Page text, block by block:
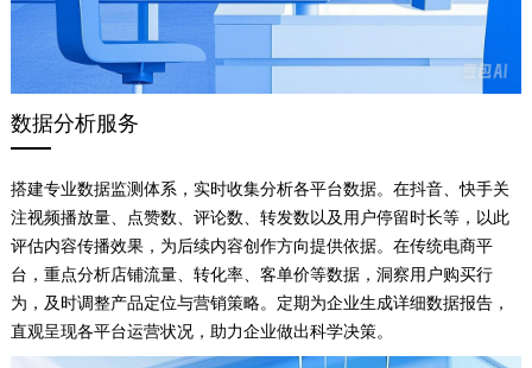
数据分析服务
搭建专业数据监测体系，实时收集分析各平台数据。在抖音、快手关
注视频播放量、点赞数、评论数、转发数以及用户停留时长等，以此
评估内容传播效果，为后续内容创作方向提供依据。在传统电商平
台，重点分析店铺流量、转化率、客单价等数据，洞察用户购买行
为，及时调整产品定位与营销策略。定期为企业生成详细数据报告，
直观呈现各平台运营状况，助力企业做出科学决策。